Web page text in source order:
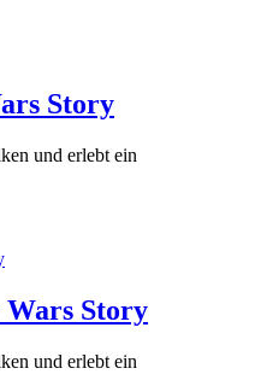
Story
und erlebt ein
Story
und erlebt ein